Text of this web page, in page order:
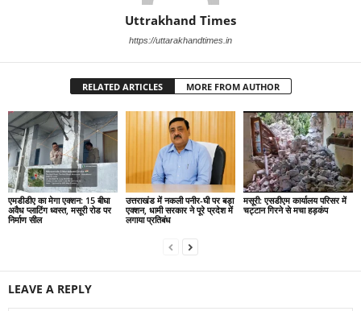
Uttrakhand Times
https://uttarakhandtimes.in
RELATED ARTICLES MORE FROM AUTHOR
एमडीडीए का मेगा एक्शन: 15 बीघा
अवैध प्लाटिंग ध्वस्त, मसूरी रोड पर
निर्माण सील
उत्तराखंड में नकली पनीर-घी पर बड़ा
एक्शन, धामी सरकार ने पूरे प्रदेश में
लगाया प्रतिबंध
मसूरी: एसडीएम कार्यालय परिसर में
चट्टान गिरने से मचा हड़कंप
LEAVE A REPLY